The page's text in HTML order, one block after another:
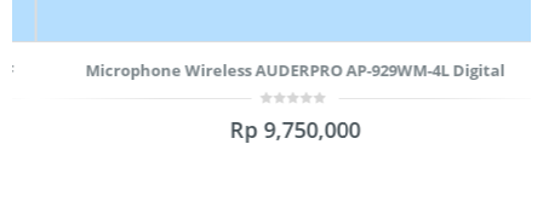
Microphone Wireless AUDERPRO AP-929WM-4L Digital
out
Rp9,750,000